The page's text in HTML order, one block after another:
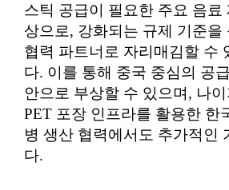
스틱 공급이 필요한 주요 음료
상으로, 강화되는 규제 기준을
협력 파트너로 자리매김할 수
다. 이를 통해 중국 중심의 공
안으로 부상할 수 있으며, 나
PET 포장 인프라를 활용한 한
병 생산 협력에서도 추가적인
다.